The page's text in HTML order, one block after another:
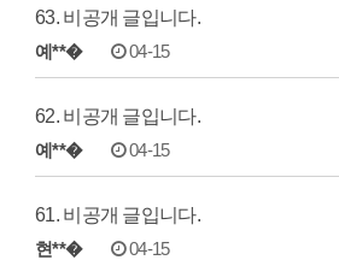
63. 비공개 글입니다.
예**� 04-15
62. 비공개 글입니다.
예**� 04-15
61. 비공개 글입니다.
현**� 04-15